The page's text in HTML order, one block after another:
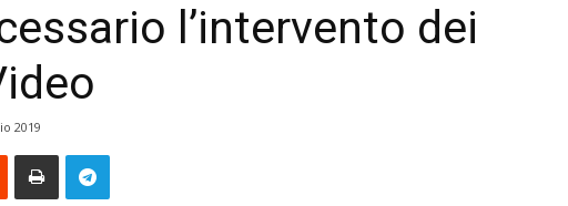
l’intervento dei
2019